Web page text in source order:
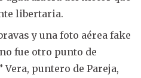
libertaria.
y una foto aérea fake
fue otro punto de
Vera, puntero de Pareja,